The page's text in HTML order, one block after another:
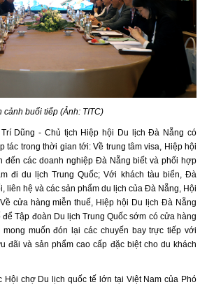
cảnh buổi tiếp (Ảnh: TITC)
Dũng - Chủ tịch Hiệp hội Du lịch Đà Nẵng có
tác trong thời gian tới: Về trung tâm visa, Hiệp hội
đến các doanh nghiệp Đà Nẵng biết và phối hợp
đi du lịch Trung Quốc; Với khách tàu biển, Đà
liên hệ và các sản phẩm du lịch của Đà Nẵng, Hội
cửa hàng miễn thuế, Hiệp hội Du lịch Đà Nẵng
Tập đoàn Du lịch Trung Quốc sớm có cửa hàng
muốn đón lại các chuyến bay trực tiếp với
đãi và sản phẩm cao cấp đặc biệt cho du khách
chợ Du lịch quốc tế lớn tại Việt Nam của Phó